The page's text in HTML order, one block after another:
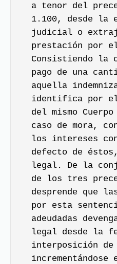
a tenor del
1.100, desde la
judicial o
prestación por
Consistiendo la
pago de una
aquella
identifica por
del mismo
caso de mora,
los intereses
defecto de
legal. De la
de los tres
desprende que
por esta
adeudadas
legal desde la
interposición de